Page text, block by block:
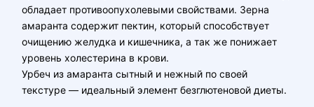
обладает противоопухолевыми свойствами. Зерна
амаранта содержит пектин, который способствует
очищению желудка и кишечника, а так же понижает
уровень холестерина в крови.
Урбеч из амаранта сытный и нежный по своей
текстуре — идеальный элемент безглютеновой диеты.